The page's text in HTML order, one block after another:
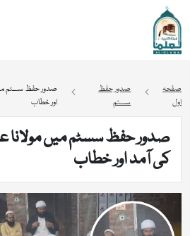
صفحہ
اول
صدور حفظ
سسٹم
صدور حفظ سسٹم
اور خطاب
صدور حفظ سسٹم میں مولانا
کی آمد اور خطاب